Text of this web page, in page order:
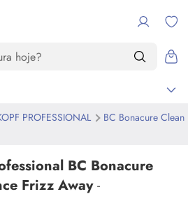
PROFESSIONAL
BC Bonacure Clean
BC Bonacure
Frizz Away-